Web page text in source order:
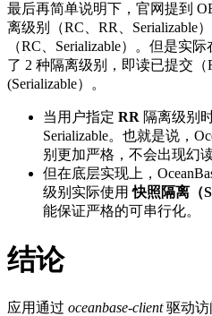
最后再简单说明下，官网提到
离级别（RC、RR、Serializable
（RC、Serializable）。但是实
了 2 种隔离级别，即读已提交
(Serializable）。
当用户指定 RR 隔离级别
Serializable。也就是说，
别更加严格，不会出现幻
但在底层实现上，
级别实际使用快照隔离（
能保证严格的可串行化。
结论
应用通过 oceanbase-client驱动访